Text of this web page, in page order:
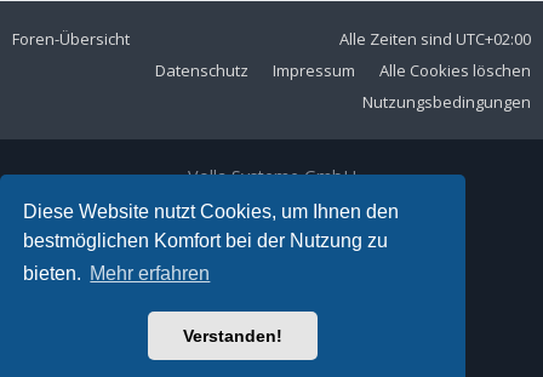
Diese Website nutzt Cookies, um Ihnen den
bestmöglichen Komfort bei der Nutzung zu
bieten. Mehr erfahren
Verstanden!
Foren-Übersicht Alle Zeiten sind UTC+02:00
Alle Cookies löschen
Impressum
Datenschutz
Nutzungsbedingungen
Volla Systeme GmbH
Kölner Straße 102
42897 Remscheid
Telefon:+49 2191 59897 61
E-Mail:
Ariki Theme by